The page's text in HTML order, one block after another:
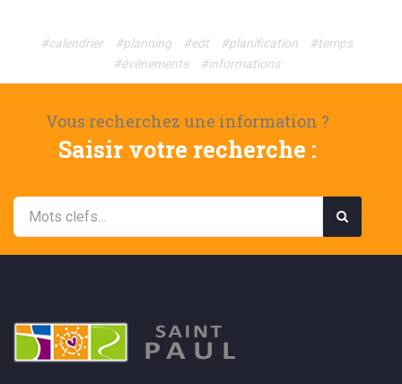
#calendrier #planning #edt #planification
#temps
#événements
#informations
Vous recherchez une information ?
Saisir votre recherche :